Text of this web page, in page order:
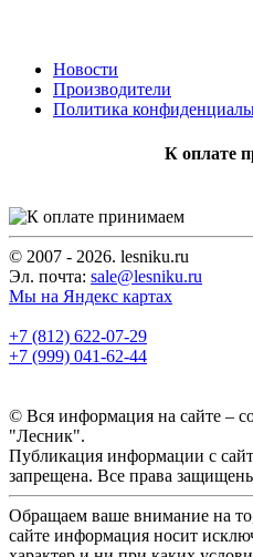
Новости
Производители
Политика
К оплате
© 2007 - 2026. lesniku.ru
Эл. почта: sale@lesniku.ru
Мы на Яндекс картах
+7 (812) 622-07-29
+7 (999) 041-62-44
© Вся информация на сайте –
"Лесник".
Публикация информации с
запрещена. Все права
Обращаем ваше внимание на
сайте информация носит